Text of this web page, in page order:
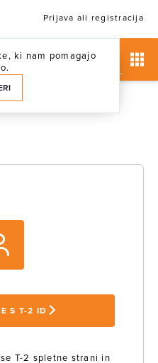
ki nam pomagajo
Prijava ali registracija
S T-2 ID
T-2 spletne strani in